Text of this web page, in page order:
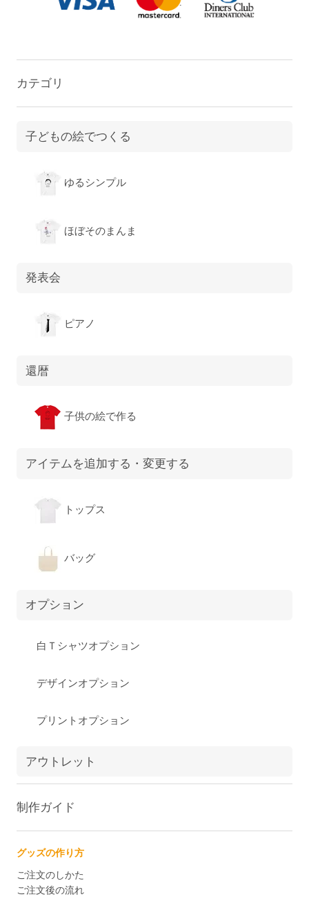
カテゴリ
子どもの絵でつくる
ゆるシンプル
ほぼそのまんま
発表会
ピアノ
還暦
子供の絵で作る
アイテムを追加する・変更する
トップス
バッグ
オプション
白Ｔシャツオプション
デザインオプション
プリントオプション
アウトレット
制作ガイド
グッズの作り方
ご注文のしかた
ご注文後の流れ